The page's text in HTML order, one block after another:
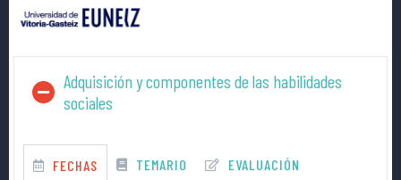
Adquisición y componentes de las habilidades
sociales
FECHAS TEMARIO EVALUACIÓN